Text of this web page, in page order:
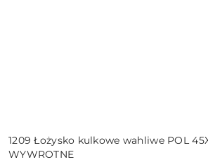
1209 Łożysko kulkowe wahliwe POL
WYWROTNE